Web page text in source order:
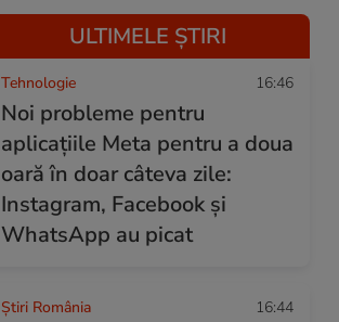
ULTIMELE ȘTIRI
Tehnologie 16:46
Noi probleme pentru
aplicațiile Meta pentru a doua
oară în doar câteva zile:
Instagram, Facebook și
WhatsApp au picat
Știri România 16:44